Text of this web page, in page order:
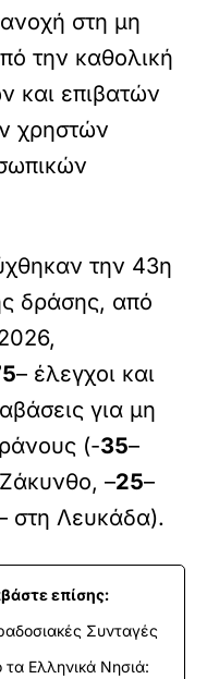
στη μη
την καθολική
και επιβατών
χρηστών
την 43η
δράσης, από
– έλεγχοι και
για μη
(-35–
–25–
στη Λευκάδα).
επίσης:
Συνταγές
τα Ελληνικά Νησιά: